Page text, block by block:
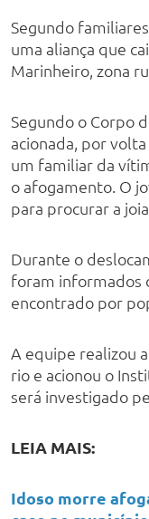
Segundo
uma aliança que
Marinheiro, zona
Segundo o Corpo
acionada, por
um familiar da
o afogamento. O
para procurar a
Durante o
foram informados
encontrado por
A equipe realizou
rio e acionou o
será investigado
LEIA MAIS:
Idoso morre